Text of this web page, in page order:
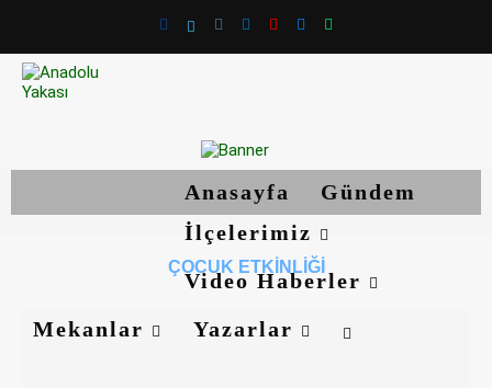
Anasayfa
Gündem
İlçelerimiz
Video Haberler
Mekanlar
Yazarlar
ÇOCUK ETKINLIĞI